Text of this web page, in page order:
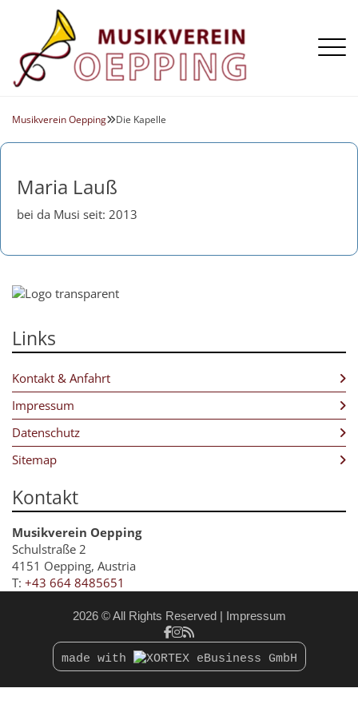
Die Kapelle
Horn
Klarinette
Saxophon
Tenorhorn
Trompete
Tuba
Marketenderinnen
Kapellmeister
Stabführer
Obmann
Chronik
Termine
Musikverein OeppingDie Kapelle
Maria Lauß
bei da Musi seit: 2013
Links
Kontakt & Anfahrt
Impressum
Datenschutz
Sitemap
Kontakt
Musikverein Oepping
Schulstraße 2
4151 Oepping, Austria
T: +43 664 8485651
2026 © All Rights Reserved Impressum
made with